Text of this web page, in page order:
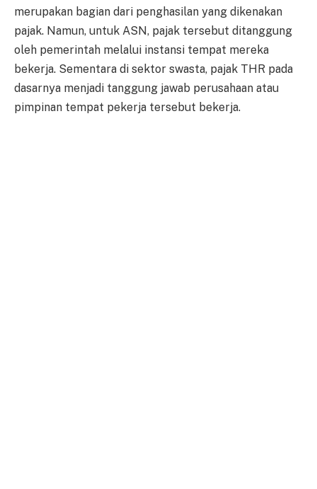
merupakan bagian dari penghasilan yang dikenakan
pajak. Namun, untuk ASN, pajak tersebut ditanggung
oleh pemerintah melalui instansi tempat mereka
bekerja. Sementara di sektor swasta, pajak THR pada
dasarnya menjadi tanggung jawab perusahaan atau
pimpinan tempat pekerja tersebut bekerja.